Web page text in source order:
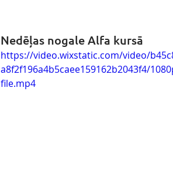
Nedēļas nogale Alfa kursā
https://video.wixstatic.com/video/
a8f2f196a4b5caee159162b2043f4/
file.mp4